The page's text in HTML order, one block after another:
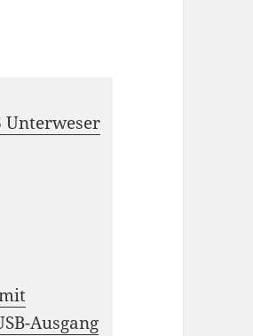
Unterweser
Ausgang